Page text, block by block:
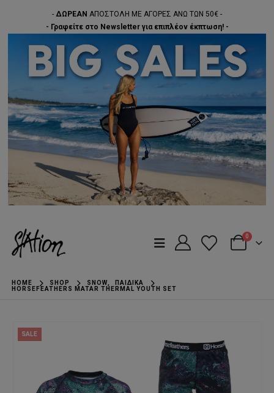
- ΔΩΡΕΑΝ ΑΠΟΣΤΟΛΗ ΜΕ ΑΓΟΡΕΣ ΑΝΩ ΤΩΝ 50€ -
- Γραφείτε στο Newsletter για επιπλέον έκπτωση! -
0
HOME SHOP SNOW,
ΠΑΙΔΙΚΆ
HORSEFEATHERS MATAR THERMAL YOUTH SET
SALE